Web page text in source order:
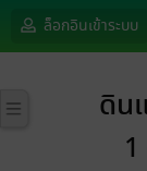
ล็อกอินเข้าระบบ
ดิน